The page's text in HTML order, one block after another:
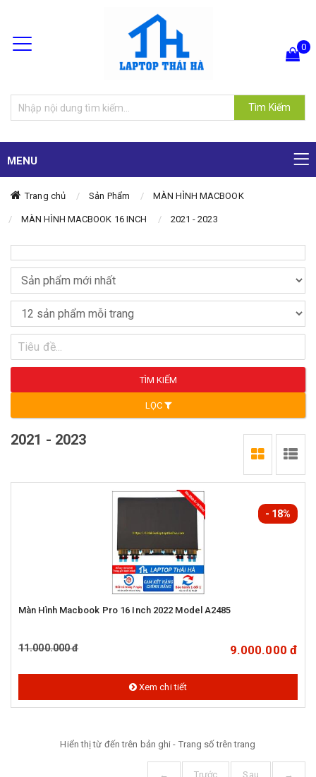
Tìm Kiếm
0
MENU
Trang chủ Sản Phẩm MÀN HÌNH MACBOOK
MÀN HÌNH MACBOOK 16 INCH 2021 - 2023
TÌM KIẾM
LỌC
2021 - 2023
Màn Hình Macbook Pro 16 Inch 2022 Model A2485
11.000.000 đ 9.000.000 đ
- 18%
Xem chi tiết
Hiển thị từ đếntrên bản ghi - Trang sốtrêntrang
← Trước Sau →